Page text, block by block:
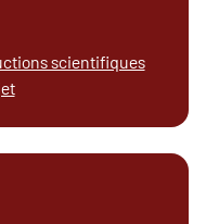
scientifiques